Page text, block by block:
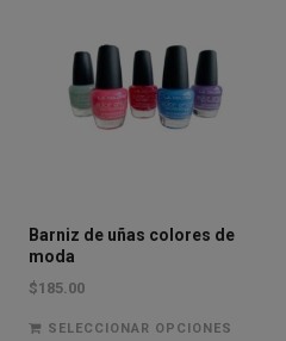
Barniz de uñas colores de
moda
$185.00
SELECCIONAR OPCIONES